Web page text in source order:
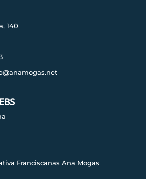
140
Franciscanas Ana Mogas